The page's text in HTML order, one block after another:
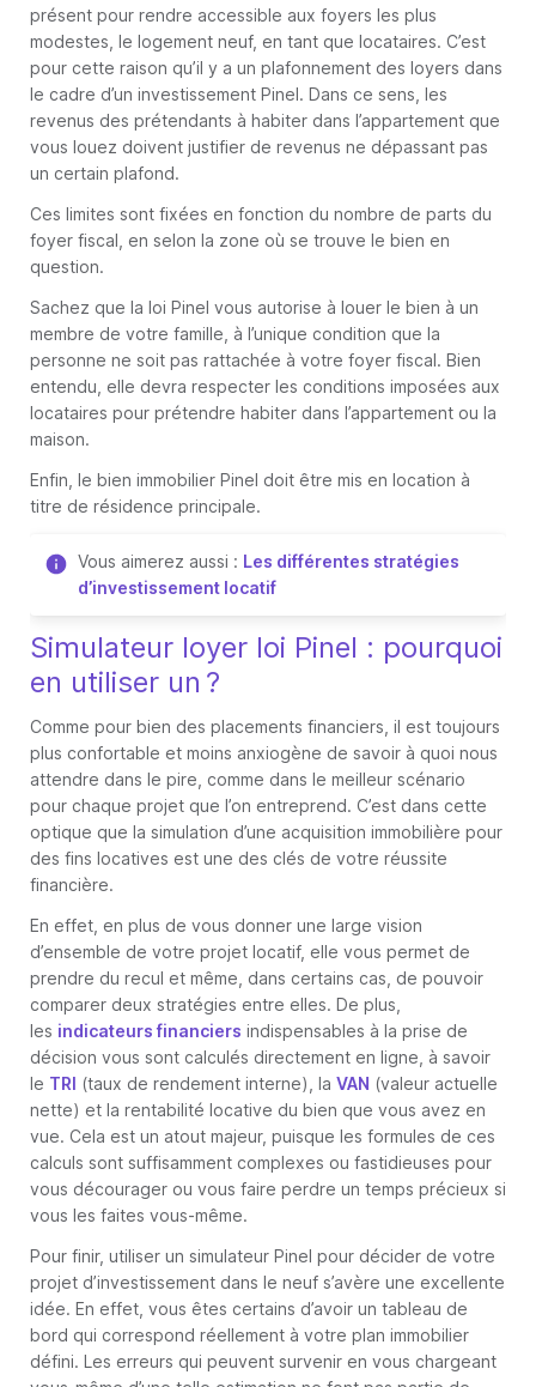
présent pour rendre accessible aux foyers les plus
modestes, le logement neuf, en tant que locataires. C’est
pour cette raison qu’il y a un plafonnement des loyers dans
le cadre d’un investissement Pinel. Dans ce sens, les
revenus des prétendants à habiter dans l’appartement que
vous louez doivent justifier de revenus ne dépassant pas
un certain plafond.
Ces limites sont fixées en fonction du nombre de parts du
foyer fiscal, en selon la zone où se trouve le bien en
question.
Sachez que la loi Pinel vous autorise à louer le bien à un
membre de votre famille, à l’unique condition que la
personne ne soit pas rattachée à votre foyer fiscal. Bien
entendu, elle devra respecter les conditions imposées aux
locataires pour prétendre habiter dans l’appartement ou la
maison.
Enfin, le bien immobilier Pinel doit être mis en location à
titre de résidence principale.
Vous aimerez aussi : Les différentes stratégies
d’investissement locatif
Simulateur loyer loi Pinel : pourquoi
en utiliser un ?
Comme pour bien des placements financiers, il est toujours
plus confortable et moins anxiogène de savoir à quoi nous
attendre dans le pire, comme dans le meilleur scénario
pour chaque projet que l’on entreprend. C’est dans cette
optique que la simulation d’une acquisition immobilière pour
des fins locatives est une des clés de votre réussite
financière.
En effet, en plus de vous donner une large vision
d’ensemble de votre projet locatif, elle vous permet de
prendre du recul et même, dans certains cas, de pouvoir
comparer deux stratégies entre elles. De plus,
les indicateurs financiers indispensables à la prise de
décision vous sont calculés directement en ligne, à savoir
le TRI (taux de rendement interne), la VAN (valeur actuelle
nette) et la rentabilité locative du bien que vous avez en
vue. Cela est un atout majeur, puisque les formules de ces
calculs sont suffisamment complexes ou fastidieuses pour
vous décourager ou vous faire perdre un temps précieux si
vous les faites vous-même.
Pour finir, utiliser un simulateur Pinel pour décider de votre
projet d’investissement dans le neuf s’avère une excellente
idée. En effet, vous êtes certains d’avoir un tableau de
bord qui correspond réellement à votre plan immobilier
défini. Les erreurs qui peuvent survenir en vous chargeant